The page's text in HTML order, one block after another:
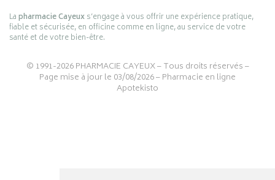
Lapharmacie Cayeuxs’engage à vous offrir une expérience pratique,
fiable et sécurisée, en officine comme en ligne, au service de votre
santé et de votre bien-être.
© 1991-2026PHARMACIE CAYEUX– Tous droits réservés –
Page mise à jour le 03/08/2026 –Pharmacie en ligne
Apotekisto